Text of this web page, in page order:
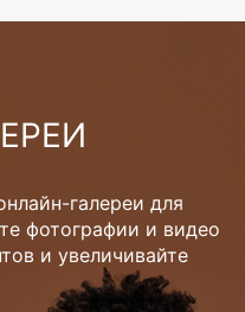
галереи для
фотографии и видео
и увеличивайте